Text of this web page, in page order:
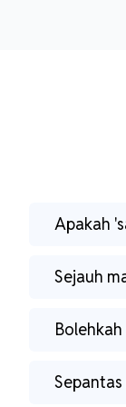
Apakah
Sejauh